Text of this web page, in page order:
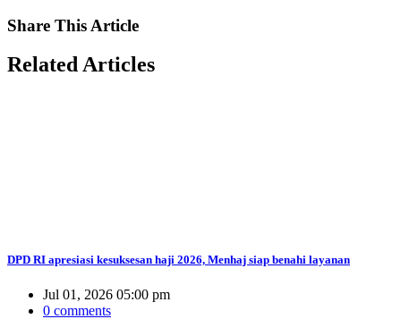
Share This Article
RelatedArticles
DPD RI apresiasi kesuksesan haji 2026, Menhaj siap benahi layanan
Jul 01, 2026 05:00 pm
0 comments